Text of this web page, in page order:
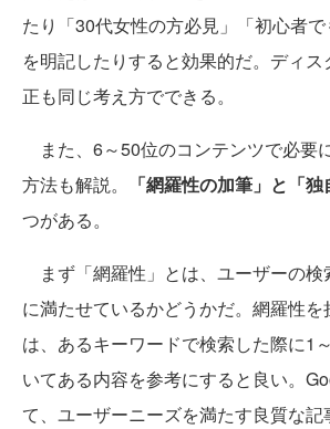
たり「30代女性の方必見」「初心者
を明記したりすると効果的だ。ディ
正も同じ考え方でできる。
また、6～50位のコンテンツで必要
方法も解説。
「網羅性の加筆」と「独
つがある。
まず「網羅性」とは、ユーザーの検
に満たせているかどうかだ。網羅性を
は、あるキーワードで検索した際に1
いてある内容を参考にすると良い。
て、ユーザーニーズを満たす良質な記